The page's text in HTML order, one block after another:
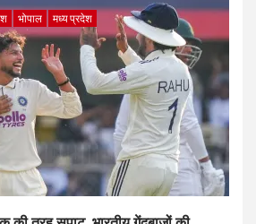
भोपाल मध्य प्रदेश